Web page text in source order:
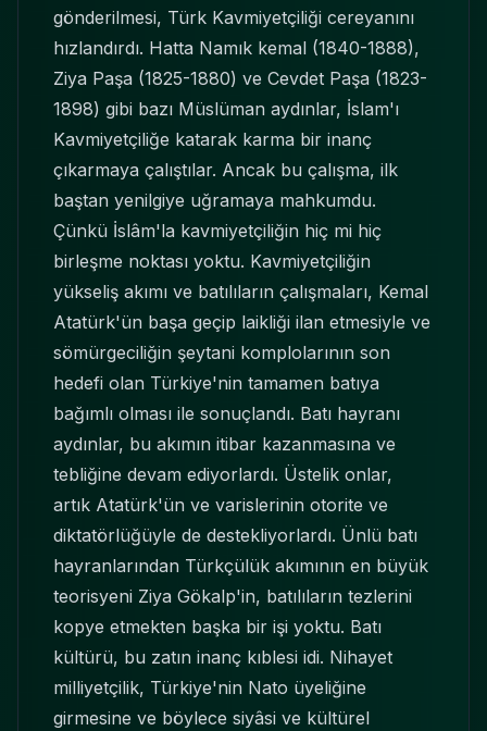
gönderilmesi, Türk Kavmiyetçiliği cereyanını
hızlandırdı. Hatta Namık kemal (1840-1888),
Ziya Paşa (1825-1880) ve Cevdet Paşa (1823-
1898) gibi bazı Müslüman aydınlar, İslam'ı
Kavmiyetçiliğe katarak karma bir inanç
çıkarmaya çalıştılar. Ancak bu çalışma, ilk
baştan yenilgiye uğramaya mahkumdu.
Çünkü İslâm'la kavmiyetçiliğin hiç mi hiç
birleşme noktası yoktu. Kavmiyetçiliğin
yükseliş akımı ve batılıların çalışmaları, Kemal
Atatürk'ün başa geçip laikliği ilan etmesiyle ve
sömürgeciliğin şeytani komplolarının son
hedefi olan Türkiye'nin tamamen batıya
bağımlı olması ile sonuçlandı. Batı hayranı
aydınlar, bu akımın itibar kazanmasına ve
tebliğine devam ediyorlardı. Üstelik onlar,
artık Atatürk'ün ve varislerinin otorite ve
diktatörlüğüyle de destekliyorlardı. Ünlü batı
hayranlarından Türkçülük akımının en büyük
teorisyeni Ziya Gökalp'in, batılıların tezlerini
kopye etmekten başka bir işi yoktu. Batı
kültürü, bu zatın inanç kıblesi idi. Nihayet
milliyetçilik, Türkiye'nin Nato üyeliğine
girmesine ve böylece siyâsi ve kültürel